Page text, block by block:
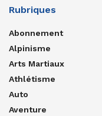
Rubriques
Abonnement
Alpinisme
Arts Martiaux
Athlétisme
Auto
Aventure